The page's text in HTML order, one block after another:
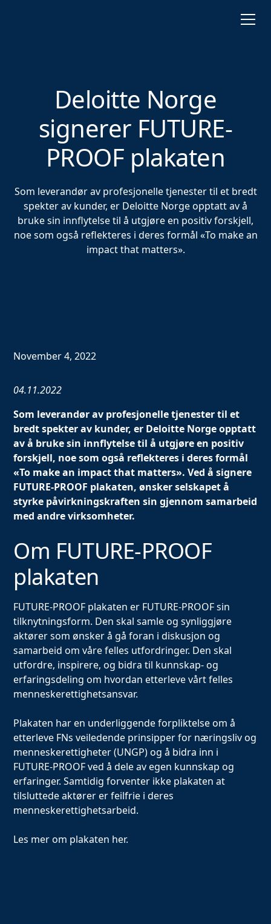
Deloitte Norge
signerer FUTURE-
PROOF plakaten
Som leverandør av profesjonelle tjenester til et bredt
spekter av kunder, er Deloitte Norge opptatt av å
bruke sin innflytelse til å utgjøre en positiv forskjell,
noe som også reflekteres i deres formål «To make an
impact that matters».
November 4, 2022
04.11.2022
Som leverandør av profesjonelle tjenester til et
bredt spekter av kunder, er Deloitte Norge opptatt
av å bruke sin innflytelse til å utgjøre en positiv
forskjell, noe som også reflekteres i deres formål
«To make an impact that matters».Ved å signere
FUTURE-PROOF plakaten, ønsker selskapet å
styrke påvirkningskraften sin gjennom samarbeid
med andre virksomheter.
Om FUTURE-PROOF
plakaten
FUTURE-PROOF plakaten er FUTURE-PROOF sin
tilknytningsform. Den skal samle og synliggjøre
aktører som ønsker å gå foran i diskusjon og
samarbeid om våre felles utfordringer. Den skal
utfordre, inspirere, og bidra til kunnskap- og
erfaringsdeling om hvordan etterleve vårt felles
menneskerettighetsansvar.
Plakaten har en underliggende forpliktelse om å
etterleve FNs veiledende prinsipper for næringsliv og
menneskerettigheter (UNGP) og å bidra inn i
FUTURE-PROOF ved å dele av egen kunnskap og
erfaringer. Samtidig forventer ikke plakaten at
tilsluttede aktører er feilfrie i deres
menneskerettighetsarbeid.
Les mer om plakaten her.